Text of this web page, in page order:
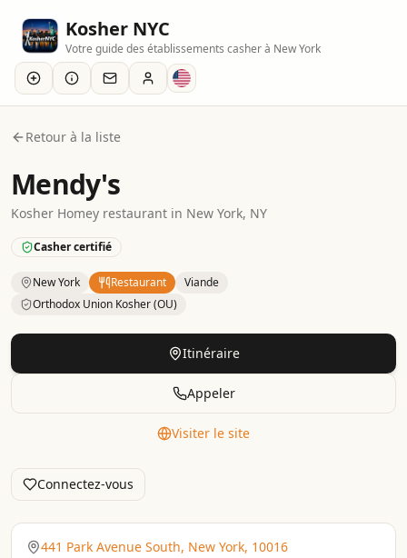
Kosher NYC
Votre guide des établissements casher à New York
Retour à la liste
Mendy's
Kosher Homey restaurant in New York, NY
Casher certifié
New York Restaurant
Viande
Orthodox Union Kosher (OU)
Kosher Category: Meat.
Itinéraire
Appeler
Visiter le site
Connectez-vous
441 Park Avenue South, New York, 10016